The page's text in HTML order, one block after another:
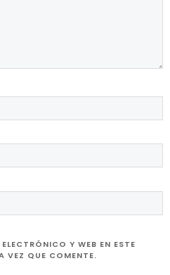
Y WEB EN ESTE
VEZ QUE COMENTE.